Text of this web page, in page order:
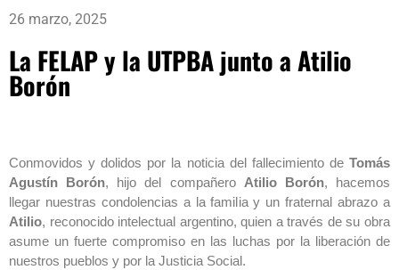
26 marzo, 2025
La FELAP y la UTPBA junto a Atilio
Borón
Conmovidos y dolidos por la noticia del fallecimiento de Tomás
Agustín Borón, hijo del compañero Atilio Borón, hacemos
llegar nuestras condolencias a la familia y un fraternal abrazo a
Atilio, reconocido intelectual argentino, quien a través de su obra
asume un fuerte compromiso en las luchas por la liberación de
nuestros pueblos y por la Justicia Social.